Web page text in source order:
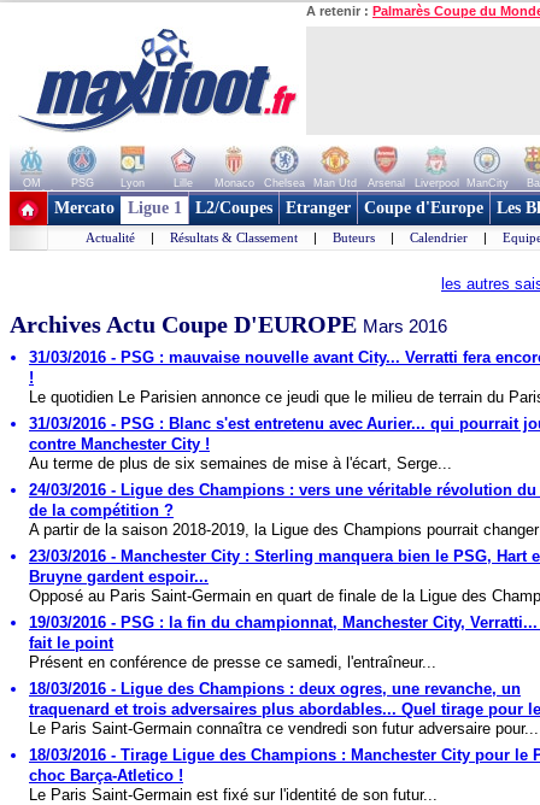
A retenir : Palmarès Coupe du
OM PSG Lyon Lille Monaco Chelsea Man Utd Arsenal Liverpool ManCity
+ de clubs
Mercato Ligue 1 L2/Coupes Etranger Coupe d'Europe Les
Actualité | Résultats & Classement | Buteurs | Calendrier |
les autres
Archives Actu Coupe D'EUROPE Mars 2016
31/03/2016 - PSG : mauvaise nouvelle avant City... Verratti fera
!
Le quotidien Le Parisien annonce ce jeudi que le milieu de terrain du
31/03/2016 - PSG : Blanc s'est entretenu avec Aurier... qui pourrait
contre Manchester City !
Au terme de plus de six semaines de mise à l'écart, Serge...
24/03/2016 - Ligue des Champions : vers une véritable révolution
de la compétition ?
A partir de la saison 2018-2019, la Ligue des Champions pourrait
23/03/2016 - Manchester City : Sterling manquera bien le PSG, Hart
Bruyne gardent espoir...
Opposé au Paris Saint-Germain en quart de finale de la Ligue des
19/03/2016 - PSG : la fin du championnat, Manchester City,
fait le point
Présent en conférence de presse ce samedi, l'entraîneur...
18/03/2016 - Ligue des Champions : deux ogres, une revanche, un
traquenard et trois adversaires plus abordables... Quel tirage pour
Le Paris Saint-Germain connaîtra ce vendredi son futur adversaire pour...
18/03/2016 - Tirage Ligue des Champions : Manchester City pour le
choc Barça-Atletico !
Le Paris Saint-Germain est fixé sur l'identité de son futur...